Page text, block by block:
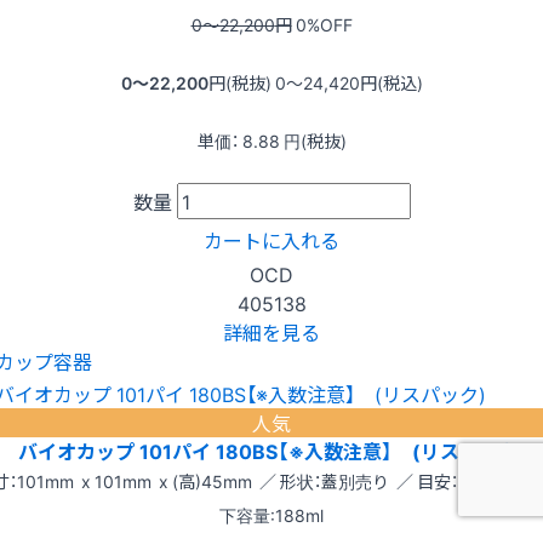
0〜22,200円0%OFF
0〜22,200円(税抜) 0〜24,420円(税込)
単価： 8.88 円(税抜)
数量
カートに入れる
OCD
405138
詳細を見る
ップ容器
人気
バイオカップ 101パイ 180BS【※入数注意】 (リスパック)
：101mm x 101mm x (高)45mm ／ 形状：蓋別売り ／ 目安：容量
下容量:188ml